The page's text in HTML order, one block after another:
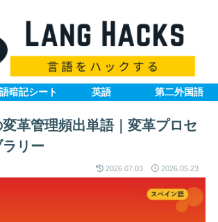
暗記シート 英語 第二外国語
革管理頻出単語｜変革プロセ
リー
2026.07.03 2026.05.23